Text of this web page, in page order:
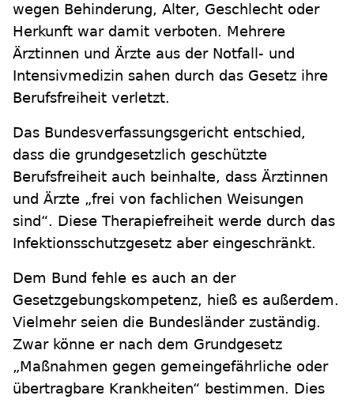
wegen Behinderung, Alter, Geschlecht oder
Herkunft war damit verboten. Mehrere
Ärztinnen und Ärzte aus der Notfall- und
Intensivmedizin sahen durch das Gesetz ihre
Berufsfreiheit verletzt.
Das Bundesverfassungsgericht entschied,
dass die grundgesetzlich geschützte
Berufsfreiheit auch beinhalte, dass Ärztinnen
und Ärzte „frei von fachlichen Weisungen
sind“. Diese Therapiefreiheit werde durch das
Infektionsschutzgesetz aber eingeschränkt.
Dem Bund fehle es auch an der
Gesetzgebungskompetenz, hieß es außerdem.
Vielmehr seien die Bundesländer zuständig.
Zwar könne er nach dem Grundgesetz
„Maßnahmen gegen gemeingefährliche oder
übertragbare Krankheiten“ bestimmen. Dies